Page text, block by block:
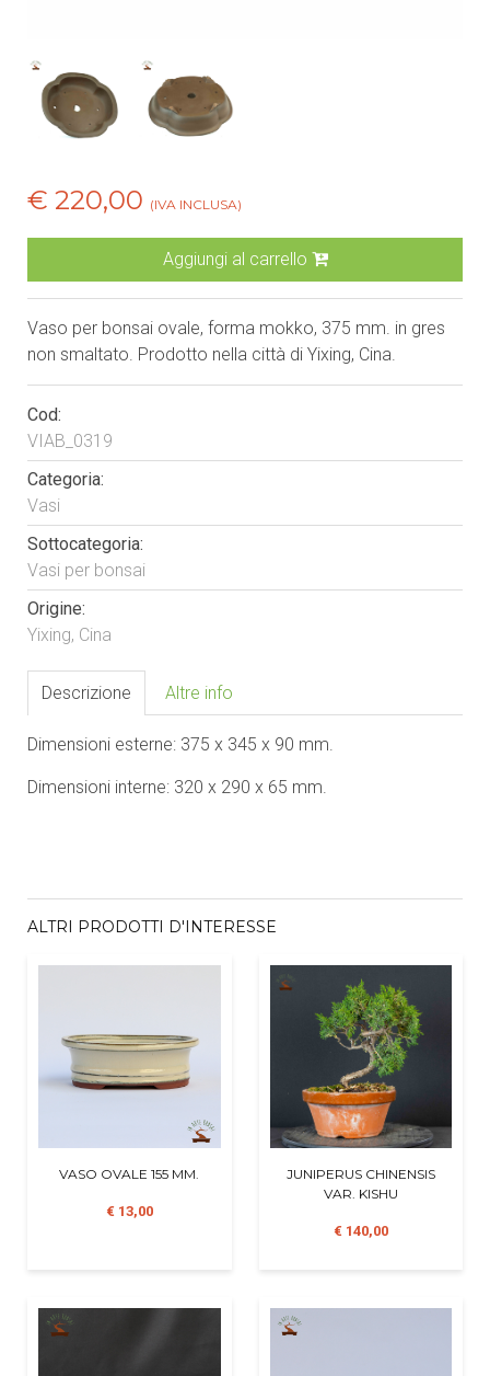
€ 220,00 (IVA INCLUSA)
Aggiungi al carrello
Vaso per bonsai ovale, forma mokko, 375 mm. in gres
non smaltato. Prodotto nella città di Yixing, Cina.
Cod:
VIAB_0319
Categoria:
Vasi
Sottocategoria:
Vasi per bonsai
Origine:
Yixing, Cina
Descrizione Altre info
Dimensioni esterne: 375 x 345 x 90 mm.
Dimensioni interne: 320 x 290 x 65 mm.
ALTRI PRODOTTI D'INTERESSE
VASO OVALE 155 MM.
€ 13,00
JUNIPERUS CHINENSIS
VAR. KISHU
€ 140,00